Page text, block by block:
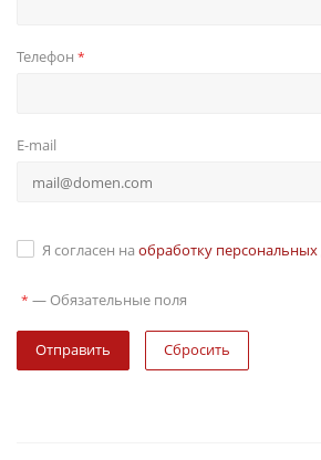
Телефон *
E-mail
Я согласен на обработку
* — Обязательные поля
Сбросить